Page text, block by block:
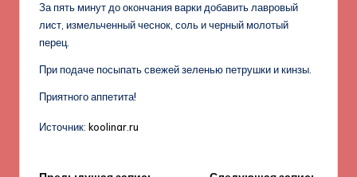
За пять минут до окончания варки добавить лавровый
лист, измельченный чеснок, соль и черный молотый
перец.
При подаче посыпать свежей зеленью петрушки и кинзы.
Приятного аппетита!
Источник: koolinar.ru